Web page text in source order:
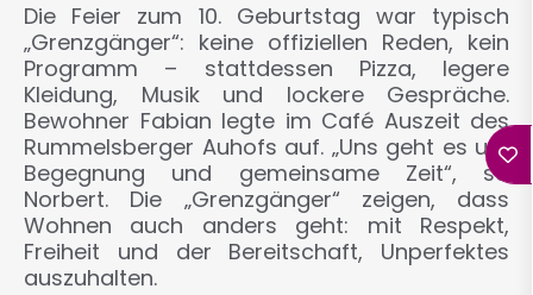
Die Feier zum 10. Geburtstag war typisch
„Grenzgänger“: keine offiziellen Reden, kein
Programm – stattdessen Pizza, legere
Kleidung, Musik und lockere Gespräche.
Bewohner Fabian legte im Café Auszeit des
Rummelsberger Auhofs auf. „Uns geht es um
Begegnung und gemeinsame Zeit“, so
Norbert. Die „Grenzgänger“ zeigen, dass
Wohnen auch anders geht: mit Respekt,
Freiheit und der Bereitschaft, Unperfektes
auszuhalten.